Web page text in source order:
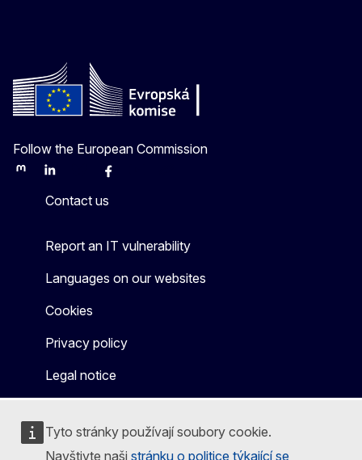
Tyto stránky používají soubory cookie.
Navštivte naši stránku o politice týkající se
Follow the European Commission
MastodonLinkedInBlueskyFacebook
Contact us
Report an IT vulnerability
Languages on our websites
Cookies
Privacy policy
Legal notice